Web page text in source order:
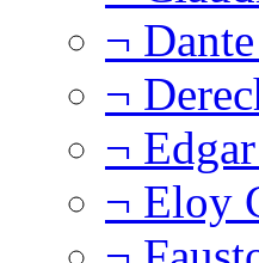
¬
¬
¬
¬ Eloy